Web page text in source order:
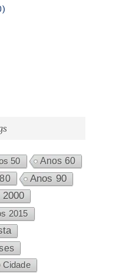
710
50
Anos 60
Anos 90
2000
2015
Cidade